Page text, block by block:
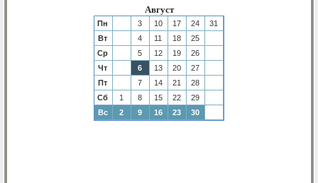
Август
Пн 3 10 17 24
31
Вт
4 11 18
25
Ср
5 12 19
26
Чт
6 13 20
27
Пт
7 14 21
28
Сб
1 8 15 22
29
Вс
2 9 16 23 30